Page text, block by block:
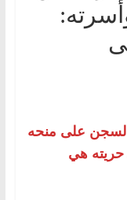
على منحه
حريته هي